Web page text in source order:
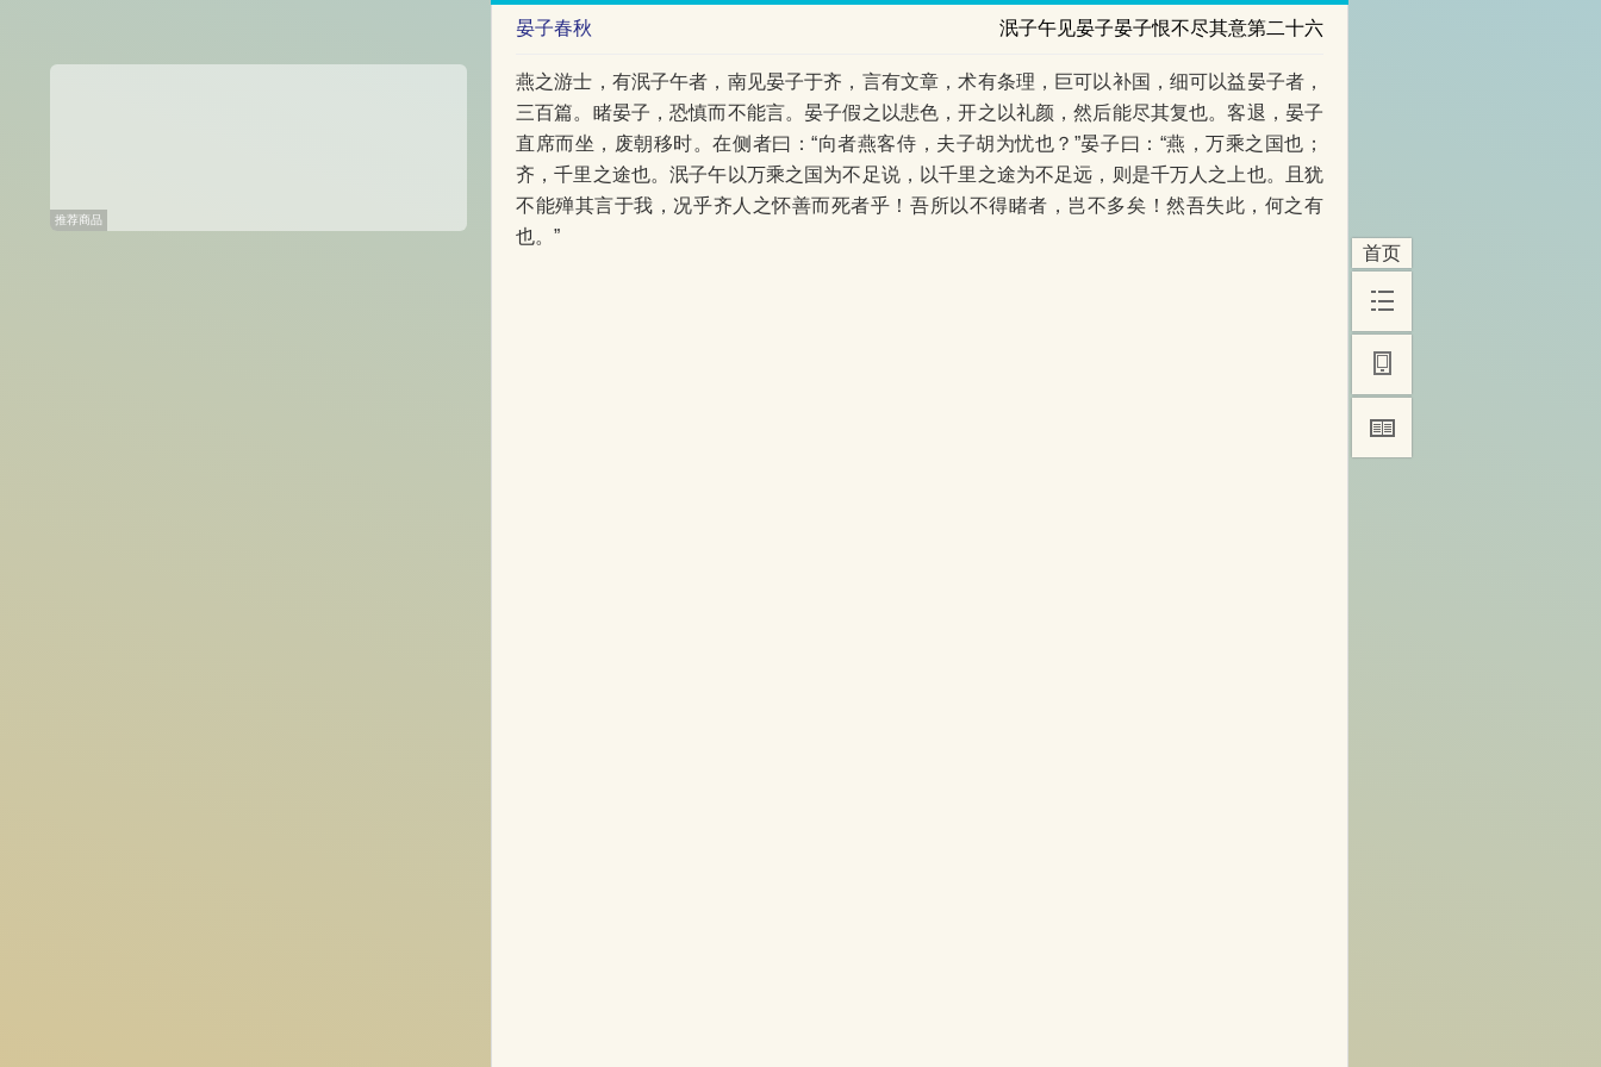
首页
晏子春秋 泯子午见晏子晏子恨不尽其意第二十六
燕之游士，有泯子午者，南见晏子于齐，言有文章，术有条理，巨可以补国，细可以益晏子者，
三百篇。睹晏子，恐慎而不能言。晏子假之以悲色，开之以礼颜，然后能尽其复也。客退，晏子
直席而坐，废朝移时。在侧者曰：“向者燕客侍，夫子胡为忧也？”晏子曰：“燕，万乘之国也；
齐，千里之途也。泯子午以万乘之国为不足说，以千里之途为不足远，则是千万人之上也。且犹
不能殚其言于我，况乎齐人之怀善而死者乎！吾所以不得睹者，岂不多矣！然吾失此，何之有
也。”
推荐商品